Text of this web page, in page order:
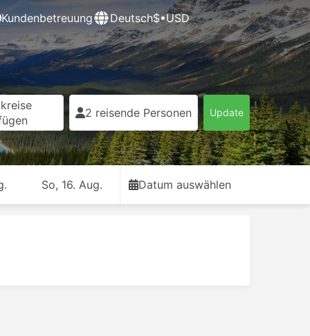
Kundenbetreuung Deutsch$•USD
2 reisende Personen Update
So, 16. Aug. Datum auswählen